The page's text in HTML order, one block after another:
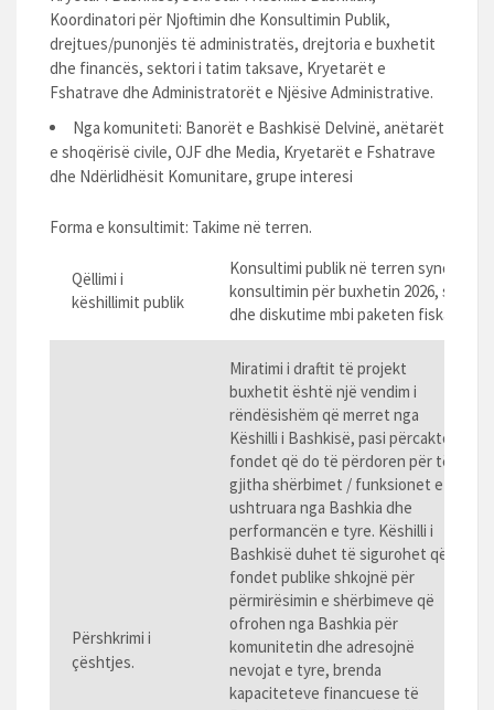
Koordinatori për Njoftimin dhe Konsultimin Publik,
drejtues/punonjës të administratës, drejtoria e buxhetit
dhe financës, sektori i tatim taksave, Kryetarët e
Fshatrave dhe Administratorët e Njësive Administrative.
Nga komuniteti: Banorët e Bashkisë Delvinë, anëtarët
e shoqërisë civile, OJF dhe Media, Kryetarët e Fshatrave
dhe Ndërlidhësit Komunitare, grupe interesi
Forma e konsultimit: Takime në terren.
Qëllimi i
këshillimit publik
Konsultimi publik në terren synon
konsultimin për buxhetin 2026, si
dhe diskutime mbi paketen fiskale.
Përshkrimi i
çështjes.
Miratimi i draftit të projekt
buxhetit është një vendim i
rëndësishëm që merret nga
Këshilli i Bashkisë, pasi përcakton
fondet që do të përdoren për të
gjitha shërbimet / funksionet e
ushtruara nga Bashkia dhe
performancën e tyre. Këshilli i
Bashkisë duhet të sigurohet që
fondet publike shkojnë për
përmirësimin e shërbimeve që
ofrohen nga Bashkia për
komunitetin dhe adresojnë
nevojat e tyre, brenda
kapaciteteve financuese të